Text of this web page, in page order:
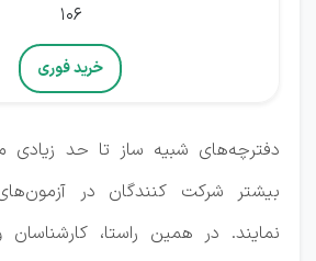
106
خرید فوری
دفترچه‌های شبیه ساز تا حد زیادی
بیشتر شرکت کنندگان در
نمایند. در همین راستا، کارشناسان